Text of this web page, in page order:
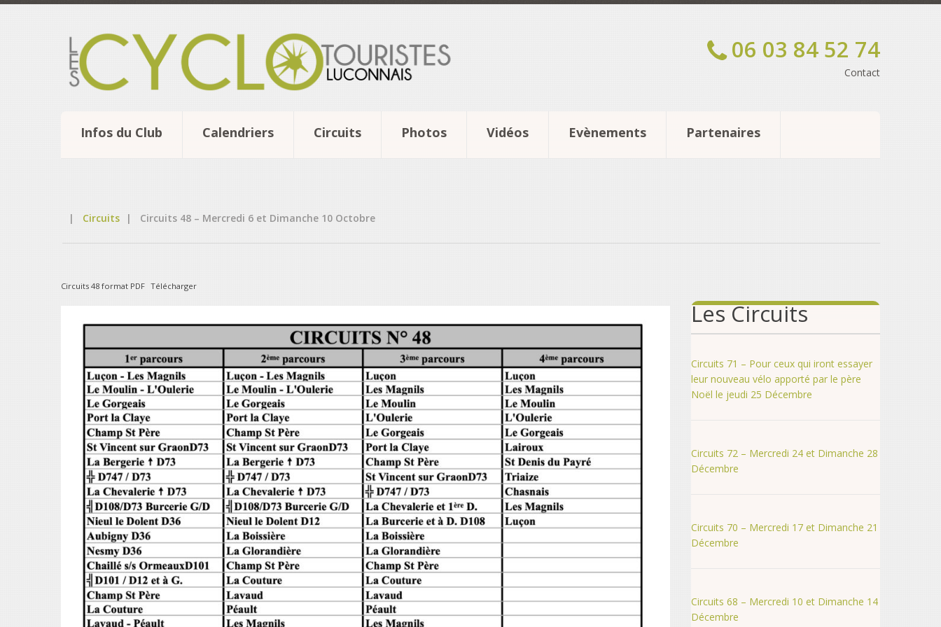
06 03 84 52 74
Contact
Infos du Club Calendriers Circuits Photos Vidéos Evènements Partenaires
| Circuits | Circuits 48 – Mercredi 6 et Dimanche 10 Octobre
Circuits 48 format PDF Télécharger
Les Circuits
Circuits 71 – Pour ceux qui iront essayer
leur nouveau vélo apporté par le père
Noël le jeudi 25 Décembre
Circuits 72 – Mercredi 24 et Dimanche 28
Décembre
Circuits 70 – Mercredi 17 et Dimanche 21
Décembre
Circuits 68 – Mercredi 10 et Dimanche 14
Décembre